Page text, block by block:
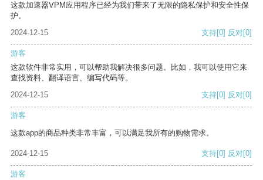
这款加速器VPM应用程序已经为我们带来了无限的隐私保护和安全性保
护。
2024-12-15
支持[0] 反对[0]
游客
这款软件非常实用，可以帮助我解决很多问题。比如，我可以使用它来
查找资料、翻译语言、编写代码等。
2024-12-15
支持[0] 反对[0]
游客
这款app的商品种类非常丰富，可以满足我所有的购物需求。
2024-12-15 支持[0] 反对[0]
游客